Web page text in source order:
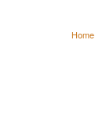
Home